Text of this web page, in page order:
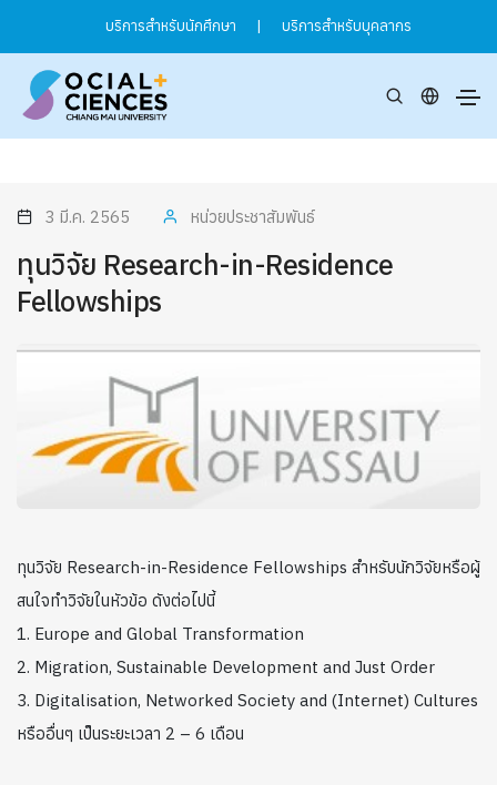
บริการสำหรับนักศึกษา | บริการสำหรับบุคลากร
3 มี.ค. 2565 หน่วยประชาสัมพันธ์
ทุนวิจัย Research-in-Residence
Fellowships
ทุนวิจัย Research-in-Residence Fellowships สำหรับนักวิจัยหรือผู้
สนใจทำวิจัยในหัวข้อ ดังต่อไปนี้
1. Europe and Global Transformation
2. Migration, Sustainable Development and Just Order
3. Digitalisation, Networked Society and (Internet) Cultures
หรืออื่นๆ เป็นระยะเวลา 2 – 6 เดือน